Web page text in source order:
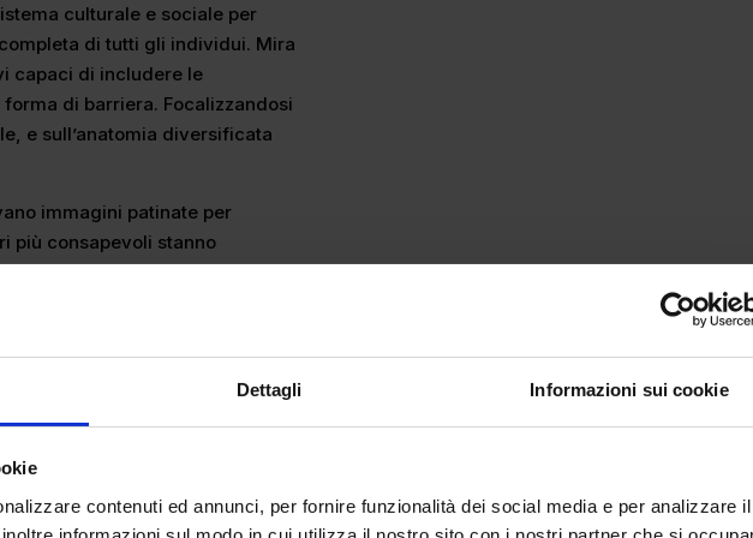
Dettagli Informazioni sui cookie
contenuti ed annunci, per fornire funzionalità dei social media e per analizzare il
culturale e sociale per
di tutti gli individui. Mira
capaci di includere le
di barriera. Focalizzandosi
e sull’anatomia diversificata
immagini patinate per
più consapevoli stanno
privilegio ed
consumatori preferisce la
il mondo che li circonda.
nei loro prodotti e
le basi per il loro successo
casting stanno virando i loro
e unici nel loro